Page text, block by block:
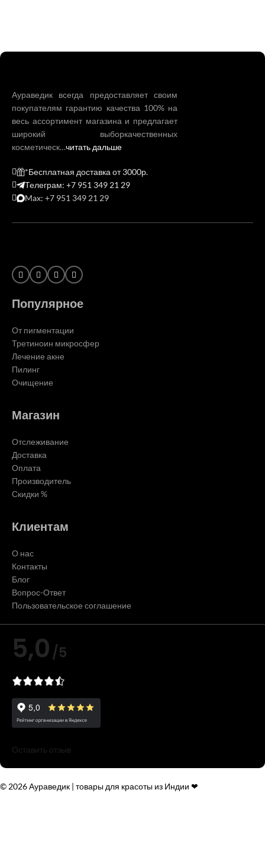
Аураведик всегда предоставляет своим
покупателям гарантию качества 100% на
весь ассортимент магазина и предлагает
широкий выборкачественных
косметическ…читать дальше
*Бесплатная доставка от 3000р.
Телеграм: +7 951 349 21 29
Max: +7 951 349 21 29
Популярное
От пигментации
Третиноин микросфер
Лечение акне
Пилинг
Очищение
Магазин
Отслеживание
Доставка
Оплата
Производитель
Скидки %
Клиентам
О нас
Контакты
Блог
Вопрос-Ответ
Пользовательское соглашение
5,0 /5
Оставить отзыв
© 2026 Аураведик | товары для красоты из Индии ❤